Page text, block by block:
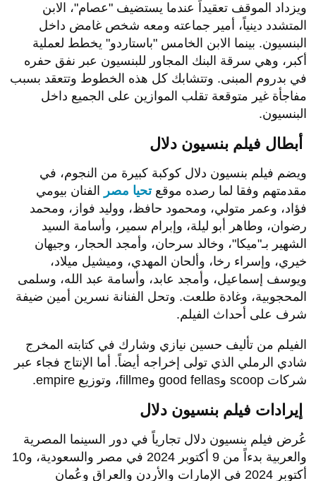
ويزداد الموقف تعقيداً عندما يستضيف "عصام"، الابن
المتشدد دينياً، أمير جماعته ومعه شخص غامض داخل
البنسيون. بينما الابن الخامس "باستاردو" يخطط لعملية
أكبر، وهي سرقة البنك المجاور للبنسيون عبر نفق حفره
في بدروم المبنى. وتتشابك كل هذه الخطوط وتتعقد بسبب
مفاجأة غير متوقعة تقلب الموازين على الجميع داخل
البنسيون.
ويضم فيلم بنسيون دلال كوكبة كبيرة من النجوم، في
مقدمتهم وفقا لما رصده موقع تحيا مصر
الفنان بيومي
فؤاد، وعمر متولي، ومحمود حافظ، ووليد فواز، ومحمد
رضوان، وطاهر أبو ليلة، وإبرام سمير، وأسامة السيد
الشهير بـ"ميكا"، وخالد سرحان، وأمجد الحجار، وجيهان
خيري، وإسراء رخا، وألحان المهدي، وميشيل ميلاد،
ويوسف إسماعيل، وأمجد عابد، وأسامة عبد الله، وسلمى
المحجوبية، وغادة طلعت. وتحل الفنانة نسرين أمين ضيفة
شرف على أحداث الفيلم.
الفيلم من تأليف حسين نيازي وشارك في كتابته المخرج
شادي الرملي الذي تولى إخراجه أيضاً. أما الإنتاج فجاء عبر
شركات scoop وgood fellas وfillme، وتوزيع empire.
عُرض فيلم بنسيون دلال تجارياً في دور السينما المصرية
والعربية بدءاً من 9 أكتوبر 2024 في مصر والسعودية، و10
أكتوبر 2024 في الإمارات والأردن والعراق وعُمان